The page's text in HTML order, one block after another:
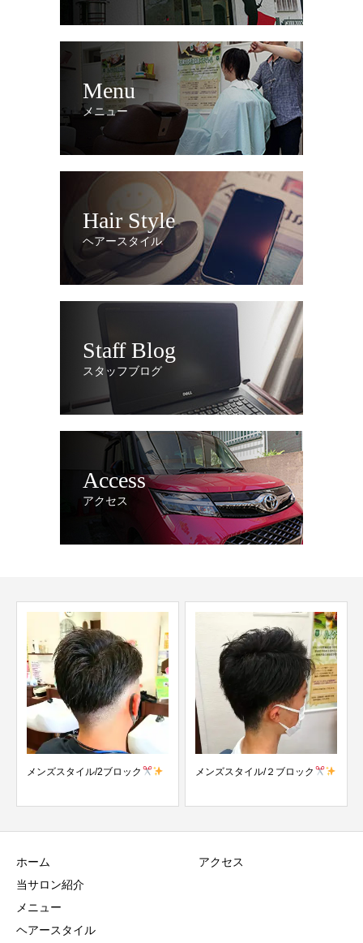
Menu
メニュー
Hair Style
ヘアースタイル
Staff Blog
スタッフブログ
Access
アクセス
メンズスタイル/2ブロック メンズスタイル/２ブロック
ホーム
当サロン紹介
メニュー
ヘアースタイル
アクセス